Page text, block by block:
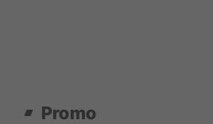
Promo